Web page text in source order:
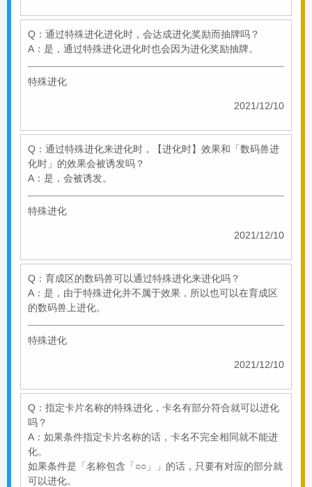
Q：通过特殊进化进化时，会达成进化奖励而抽牌吗？
A：是，通过特殊进化进化时也会因为进化奖励抽牌。
特殊进化
2021/12/10
Q：通过特殊进化来进化时，【进化时】效果和「数码兽进
化时」的效果会被诱发吗？
A：是，会被诱发。
特殊进化
2021/12/10
Q：育成区的数码兽可以通过特殊进化来进化吗？
A：是，由于特殊进化并不属于效果，所以也可以在育成区
的数码兽上进化。
特殊进化
2021/12/10
Q：指定卡片名称的特殊进化，卡名有部分符合就可以进化
吗？
A：如果条件指定卡片名称的话，卡名不完全相同就不能进
化。
如果条件是「名称包含「○○」」的话，只要有对应的部分就
可以进化。